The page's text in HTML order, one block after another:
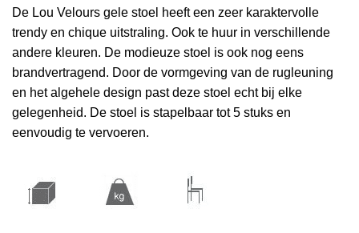
De Lou Velours gele stoel heeft een zeer karaktervolle
trendy en chique uitstraling. Ook te huur in verschillende
andere kleuren. De modieuze stoel is ook nog eens
brandvertragend. Door de vormgeving van de rugleuning
en het algehele design past deze stoel echt bij elke
gelegenheid. De stoel is stapelbaar tot 5 stuks en
eenvoudig te vervoeren.